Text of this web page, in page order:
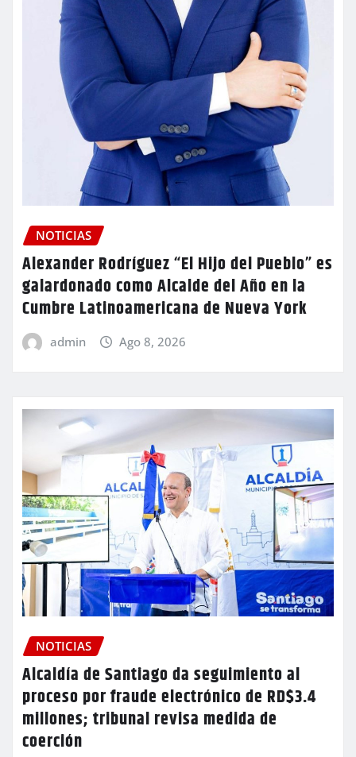
NOTICIAS
Alexander Rodríguez “El Hijo del Pueblo” es
galardonado como Alcalde del Año en la
Cumbre Latinoamericana de Nueva York
admin Ago 8, 2026
NOTICIAS
Alcaldía de Santiago da seguimiento al
proceso por fraude electrónico de RD$3.4
millones; tribunal revisa medida de
coerción